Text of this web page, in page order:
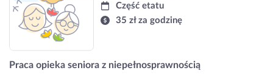
Część etatu
35 zł za godzinę
Praca opieka seniora z niepełnosprawnością